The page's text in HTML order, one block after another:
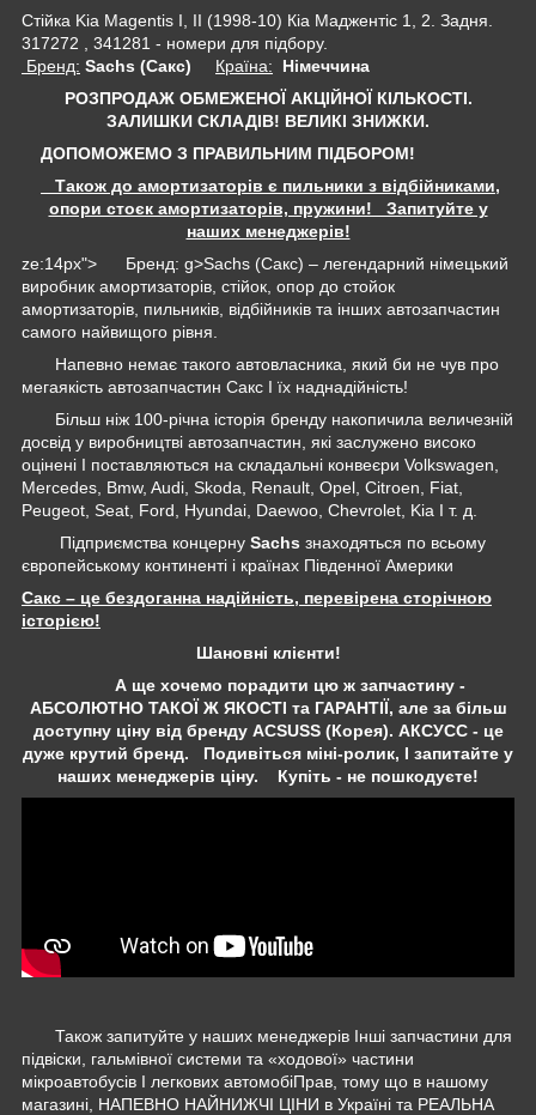
Стійка Kia Magentis I, II (1998-10) Кіа Маджентіс 1, 2. Задня.
317272 , 341281 - номери для підбору.
Бренд: Sachs (Сакс) Країна: Німеччина
РОЗПРОДАЖ ОБМЕЖЕНОЇ АКЦІЙНОЇ КІЛЬКОСТІ.
ЗАЛИШКИ СКЛАДІВ! ВЕЛИКІ ЗНИЖКИ.
ДОПОМОЖЕМО З ПРАВИЛЬНИМ ПІДБОРОМ!
Також до амортизаторів є пильники з відбійниками,
опори стоєк амортизаторів, пружини! Запитуйте у
наших менеджерів!
ze:14px"> Бренд: g>Sachs (Сакс) – легендарний німецький
виробник амортизаторів, стійок, опор до стойок
амортизаторів, пильників, відбійників та інших автозапчастин
самого найвищого рівня.
Напевно немає такого автовласника, який би не чув про
мегаякість автозапчастин Сакс І їх наднадійність!
Більш ніж 100-річна історія бренду накопичила величезній
досвід у виробництві автозапчастин, які заслужено високо
оцінені І поставляються на складальні конвеєри Volkswagen,
Mercedes, Bmw, Audi, Skoda, Renault, Opel, Citroen, Fiat,
Peugeot, Seat, Ford, Hyundai, Daewoo, Chevrolet, Kia І т. д.
Підприємства концерну Sachs знаходяться по всьому
європейському континенті і країнах Південної Америки
Сакс – це бездоганна надійність, перевірена сторічною
історією!
Шановні клієнти!
А ще хочемо порадити цю ж запчастину -
АБСОЛЮТНО ТАКОЇ Ж ЯКОСТІ та ГАРАНТІЇ, але за більш
доступну ціну від бренду ACSUSS (Корея). АКСУСС - це
дуже крутий бренд. Подивіться міні-ролик, І запитайте у
наших менеджерів ціну. Купіть - не пошкодуєте!
Також запитуйте у наших менеджерів Інші запчастини для
підвіски, гальмівної системи та «ходової» частини
мікроавтобусів І легкових автомобіПрав, тому що в нашому
магазині, НАПЕВНО НАЙНИЖЧІ ЦІНИ в Україні та РЕАЛЬНА